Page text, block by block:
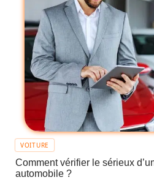
VOITURE
Comment vérifier le sérieux
automobile ?